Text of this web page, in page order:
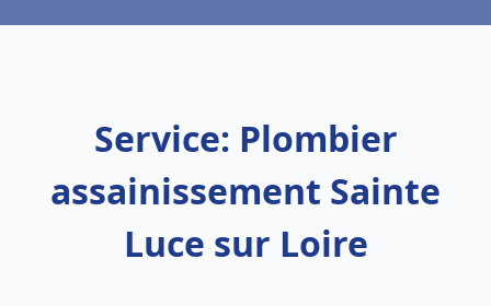
Service: Plombier
assainissement Sainte
Luce sur Loire